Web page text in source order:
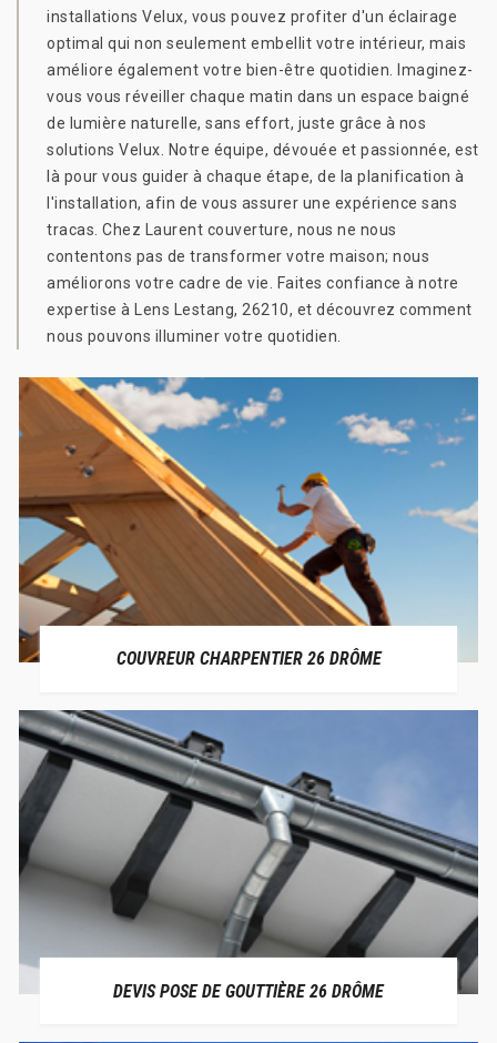
installations Velux, vous pouvez profiter d'un éclairage
optimal qui non seulement embellit votre intérieur, mais
améliore également votre bien-être quotidien. Imaginez-
vous vous réveiller chaque matin dans un espace baigné
de lumière naturelle, sans effort, juste grâce à nos
solutions Velux. Notre équipe, dévouée et passionnée, est
là pour vous guider à chaque étape, de la planification à
l'installation, afin de vous assurer une expérience sans
tracas. Chez Laurent couverture, nous ne nous
contentons pas de transformer votre maison; nous
améliorons votre cadre de vie. Faites confiance à notre
expertise à Lens Lestang, 26210, et découvrez comment
nous pouvons illuminer votre quotidien.
COUVREUR CHARPENTIER 26 DRÔME
DEVIS POSE DE GOUTTIÈRE 26 DRÔME